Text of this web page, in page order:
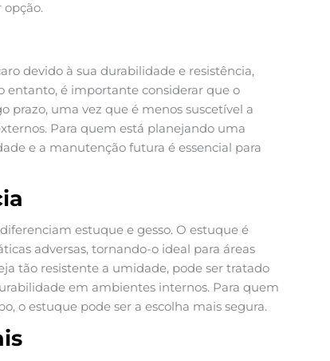
opção.
devido à sua durabilidade e resistência,
entanto, é importante considerar que o
uma vez que é menos suscetível a
Para quem está planejando uma
e a manutenção futura é essencial para
estuque e gesso. O estuque é
adversas, tornando-o ideal para áreas
tão resistente a umidade, pode ser tratado
em ambientes internos. Para quem
o estuque pode ser a escolha mais segura.